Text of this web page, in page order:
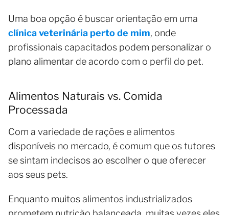
Uma boa opção é buscar orientação em uma
clínica veterinária perto de mim, onde
profissionais capacitados podem personalizar o
plano alimentar de acordo com o perfil do pet.
Alimentos Naturais vs. Comida
Processada
Com a variedade de rações e alimentos
disponíveis no mercado, é comum que os tutores
se sintam indecisos ao escolher o que oferecer
aos seus pets.
Enquanto muitos alimentos industrializados